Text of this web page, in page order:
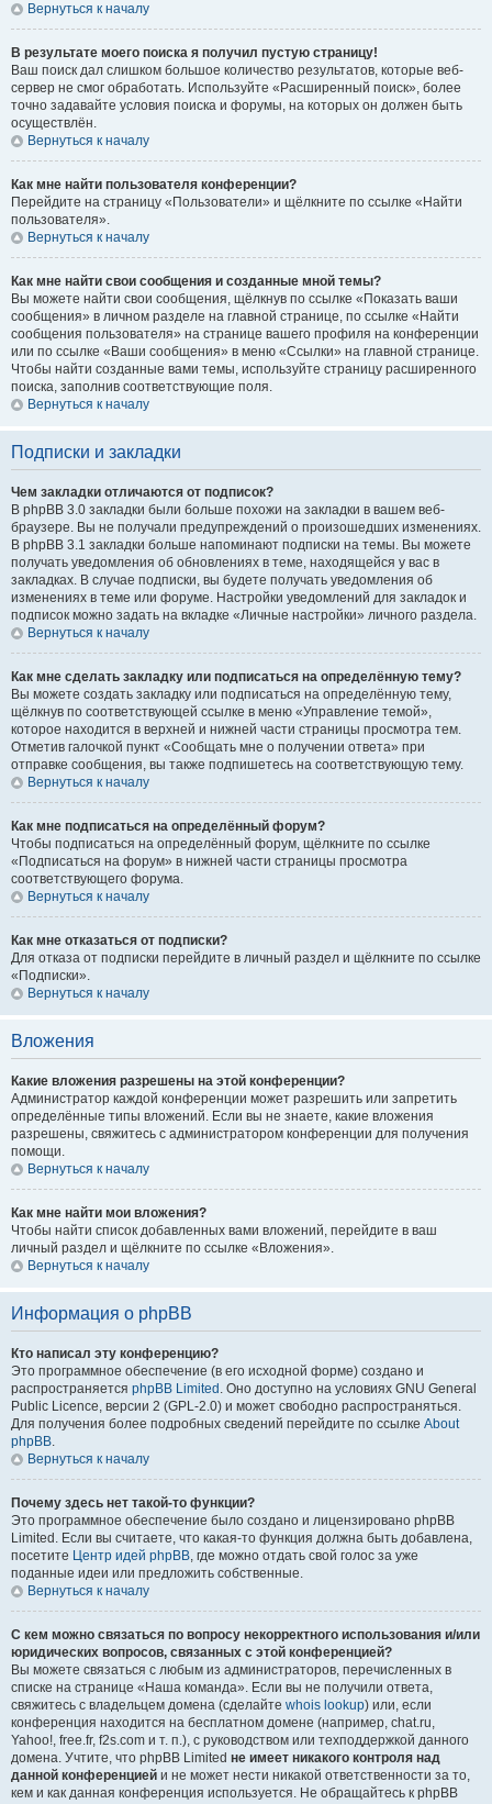
Вернуться к началу
В результате моего поиска я получил пустую страницу!
Ваш поиск дал слишком большое количество результатов, которые веб-
сервер не смог обработать. Используйте «Расширенный поиск», более
точно задавайте условия поиска и форумы, на которых он должен быть
осуществлён.
Вернуться к началу
Как мне найти пользователя конференции?
Перейдите на страницу «Пользователи» и щёлкните по ссылке «Найти
пользователя».
Вернуться к началу
Как мне найти свои сообщения и созданные мной темы?
Вы можете найти свои сообщения, щёлкнув по ссылке «Показать ваши
сообщения» в личном разделе на главной странице, по ссылке «Найти
сообщения пользователя» на странице вашего профиля на конференции
или по ссылке «Ваши сообщения» в меню «Ссылки» на главной странице.
Чтобы найти созданные вами темы, используйте страницу расширенного
поиска, заполнив соответствующие поля.
Вернуться к началу
Подписки и закладки
Чем закладки отличаются от подписок?
В phpBB 3.0 закладки были больше похожи на закладки в вашем веб-
браузере. Вы не получали предупреждений о произошедших изменениях.
В phpBB 3.1 закладки больше напоминают подписки на темы. Вы можете
получать уведомления об обновлениях в теме, находящейся у вас в
закладках. В случае подписки, вы будете получать уведомления об
изменениях в теме или форуме. Настройки уведомлений для закладок и
подписок можно задать на вкладке «Личные настройки» личного раздела.
Вернуться к началу
Как мне сделать закладку или подписаться на определённую тему?
Вы можете создать закладку или подписаться на определённую тему,
щёлкнув по соответствующей ссылке в меню «Управление темой»,
которое находится в верхней и нижней части страницы просмотра тем.
Отметив галочкой пункт «Сообщать мне о получении ответа» при
отправке сообщения, вы также подпишетесь на соответствующую тему.
Вернуться к началу
Как мне подписаться на определённый форум?
Чтобы подписаться на определённый форум, щёлкните по ссылке
«Подписаться на форум» в нижней части страницы просмотра
соответствующего форума.
Вернуться к началу
Как мне отказаться от подписки?
Для отказа от подписки перейдите в личный раздел и щёлкните по ссылке
«Подписки».
Вернуться к началу
Вложения
Какие вложения разрешены на этой конференции?
Администратор каждой конференции может разрешить или запретить
определённые типы вложений. Если вы не знаете, какие вложения
разрешены, свяжитесь с администратором конференции для получения
помощи.
Вернуться к началу
Как мне найти мои вложения?
Чтобы найти список добавленных вами вложений, перейдите в ваш
личный раздел и щёлкните по ссылке «Вложения».
Вернуться к началу
Информация о phpBB
Кто написал эту конференцию?
Это программное обеспечение (в его исходной форме) создано и
распространяется phpBB Limited . Оно доступно на условиях GNU General
Public Licence, версии 2 (GPL-2.0) и может свободно распространяться.
Для получения более подробных сведений перейдите по ссылке About
phpBB.
Вернуться к началу
Почему здесь нет такой-то функции?
Это программное обеспечение было создано и лицензировано phpBB
Limited. Если вы считаете, что какая-то функция должна быть добавлена,
посетите Центр идей phpBB, где можно отдать свой голос за уже
поданные идеи или предложить собственные.
Вернуться к началу
С кем можно связаться по вопросу некорректного использования и/или
юридических вопросов, связанных с этой конференцией?
Вы можете связаться с любым из администраторов, перечисленных в
списке на странице «Наша команда». Если вы не получили ответа,
свяжитесь с владельцем домена (сделайте whois lookup) или, если
конференция находится на бесплатном домене (например, chat.ru,
Yahoo!, free.fr, f2s.com и т. п.), с руководством или техподдержкой данного
домена. Учтите, что phpBB Limited не имеет никакого контроля над
данной конференцией и не может нести никакой ответственности за то,
кем и как данная конференция используется. Не обращайтесь к phpBB